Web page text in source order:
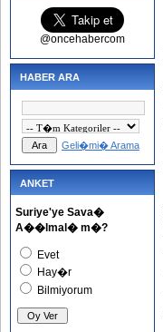
@oncehabercom
HABER ARA
Geli�mi� Arama
ANKET
Suriye'ye Sava�
A��lmal� m�?
Evet
Hay�r
Bilmiyorum